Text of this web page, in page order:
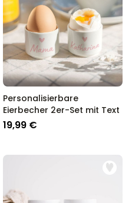
Personalisierbare
Eierbecher 2er-Set mit Text
19,99 €